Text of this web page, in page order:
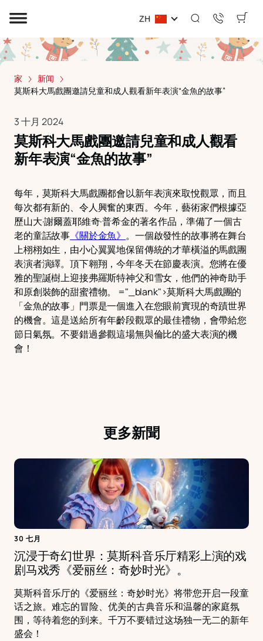
ZH
家
新闻
莫斯科大馬戲團邀請兒童和成人觀看新年表演“金魚的故事”
3 十月 2024
莫斯科大馬戲團邀請兒童和成人觀看
新年表演“金魚的故事”
每年，莫斯科大馬戲團都會以新年表演來取悅觀眾，而且
每次都有新的、令人興奮的東西。今年，藝術家們根據亞
歷山大·謝爾蓋耶維奇·普希金的著名作品，準備了一個古
老的童話故事 《關於金魚》 。一個啟發性的故事將在舞台
上栩栩如生，由小心翼翼地保留傳統的才華橫溢的馬戲團
表演者演繹。頂下翱翔，今年冬天在節慶表演。您將在優
雅的聖誕樹上迎接弗羅斯特神父和雪女，他們的神奇助手
和原創裝飾的甜蜜禮物。 ="_blank">莫斯科大馬戲團的
「金魚的故事」門票是一個進入在您眼前實現的奇蹟世界
的機會。這是送給所有年齡段觀眾的最佳禮物，會帶給您
節日氣氛。不要錯過參觀這場無與倫比的盛大表演的機
會！
更多新聞
30 七月
沉浸于奇幻世界：莫斯科音乐厅精彩上演的戏
剧马戏秀《爱丽丝：奇妙时光》。
莫斯科音乐厅的《爱丽丝：奇妙时光》将带您开启一段童
话之旅。难忘的冒险、优美的古典音乐和温馨的家庭氛
围，等待着您的到来。千万不要错过这场独一无二的新年
盛会！